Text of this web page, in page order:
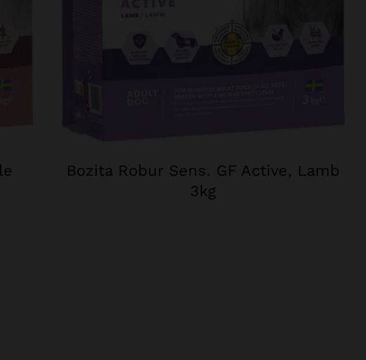
Bozita Robur Sens. GF Active, Lamb
3kg